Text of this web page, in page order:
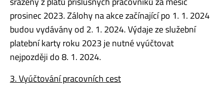
prosinec 2023. Zálohy na akce začínající po 1. 1. 2024
budou vydávány od 2. 1. 2024. Výdaje ze služební
platební karty roku 2023 je nutné vyúčtovat
nejpozději do 8. 1. 2024.
3. Vyúčtování pracovních cest